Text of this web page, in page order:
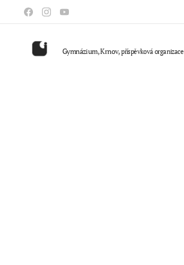
Gymnázium, Krnov,příspěvková organizace